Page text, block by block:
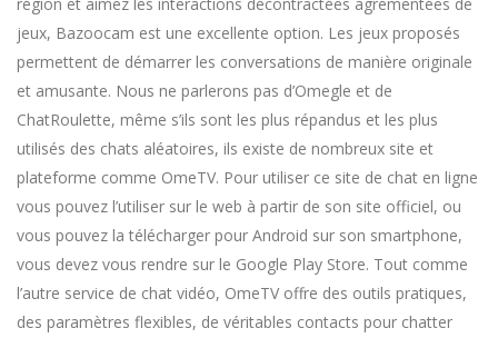
jeux, Bazoocam est une excellente option. Les jeux proposés
permettent de démarrer les conversations de manière originale
et amusante. Nous ne parlerons pas d’Omegle et de
ChatRoulette, même s’ils sont les plus répandus et les plus
utilisés des chats aléatoires, ils existe de nombreux site et
plateforme comme OmeTV. Pour utiliser ce site de chat en ligne
vous pouvez l’utiliser sur le web à partir de son site officiel, ou
vous pouvez la télécharger pour Android sur son smartphone,
vous devez vous rendre sur le Google Play Store. Tout comme
l’autre service de chat vidéo, OmeTV offre des outils pratiques,
des paramètres flexibles, de véritables contacts pour chatter